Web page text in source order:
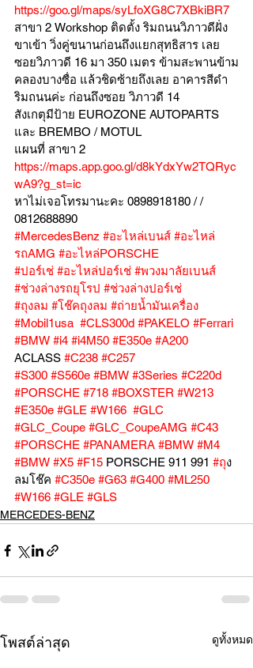
https://goo.gl/maps/syLfoXG8C7XBkiBR7
สาขา 2 Workshop ติดตั้ง ริมถนนวิภาวดีฝั่ง
ขาเข้า วิ่งคู่ขนานก่อนถึงแยกสุทธิสาร เลย
ซอยวิภาวดี 16 มา 350 เมตร ข้ามสะพานข้าม
คลองบางซื่อ แล้วชิดซ้ายถึงเลย อาคารสีดำ
ริมถนนค่ะ ก่อนถึงซอย วิภาวดี 14
สังเกตุมีป้าย EUROZONE AUTOPARTS
และ BREMBO / MOTUL
แผนที่ สาขา 2
https://maps.app.goo.gl/d8kYdxYw2TQRyc
wA9?g_st=ic
หาไม่เจอโทรมานะคะ 0898918180 / /
0812688890
#MercedesBenz #อะไหล่เบนส์ #อะไหล่
รถAMG #อะไหล่PORSCHE
#ปอร์เช่ #อะไหล่ปอร์เช่ #พวงมาลัยเบนส์
#ช่วงล่างรถยุโรป #ช่วงล่างปอร์เช่
#ถุงลม #โช๊คถุงลม #ถ่ายน้ำมันเครื่อง
#Mobil1usa #CLS300d #PAKELO #Ferrari
#BMW #i4 #i4M50 #E350e #A200
ACLASS #C238 #C257
#S300 #S560e #BMW #3Series #C220d
#PORSCHE #718 #BOXSTER #W213
#E350e #GLE #W166 #GLC
#GLC_Coupe #GLC_CoupeAMG #C43
#PORSCHE #PANAMERA #BMW #M4
#BMW #X5 #F15 PORSCHE 911 991 #ถุง
ลมโช๊ค #C350e #G63 #G400 #ML250
#W166 #GLE #GLS
MERCEDES-BENZ
โพสต์ล่าสุด ดูทั้งหมด